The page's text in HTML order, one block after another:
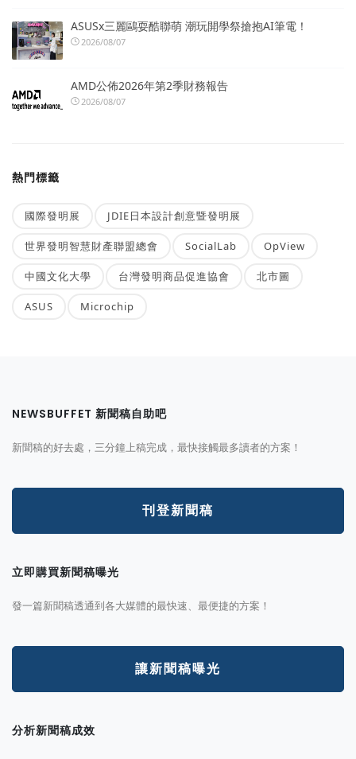
ASUSx三麗鷗耍酷聯萌 潮玩開學祭搶抱AI筆電！
2026/08/07
AMD公佈2026年第2季財務報告
2026/08/07
熱門標籤
國際發明展 JDIE日本設計創意暨發明展
世界發明智慧財產聯盟總會 SocialLab OpView
中國文化大學 台灣發明商品促進協會 北市圖
ASUS Microchip
NEWSBUFFET 新聞稿自助吧
新聞稿的好去處，三分鐘上稿完成，最快接觸最多讀者的方案！
刊登新聞稿
立即購買新聞稿曝光
發一篇新聞稿透通到各大媒體的最快速、最便捷的方案！
讓新聞稿曝光
分析新聞稿成效